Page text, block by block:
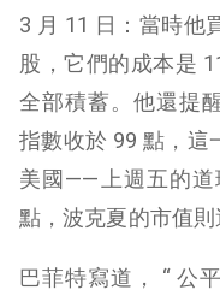
3 月 11 日：當時他
股，它們的成本是
全部積蓄。他還提
指數收於 99 點，這
美國——上週五的道
點，波克夏的市值則
巴菲特寫道， “ 公